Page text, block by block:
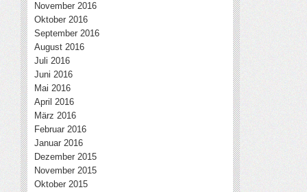
November 2016
Oktober 2016
September 2016
August 2016
Juli 2016
Juni 2016
Mai 2016
April 2016
März 2016
Februar 2016
Januar 2016
Dezember 2015
November 2015
Oktober 2015